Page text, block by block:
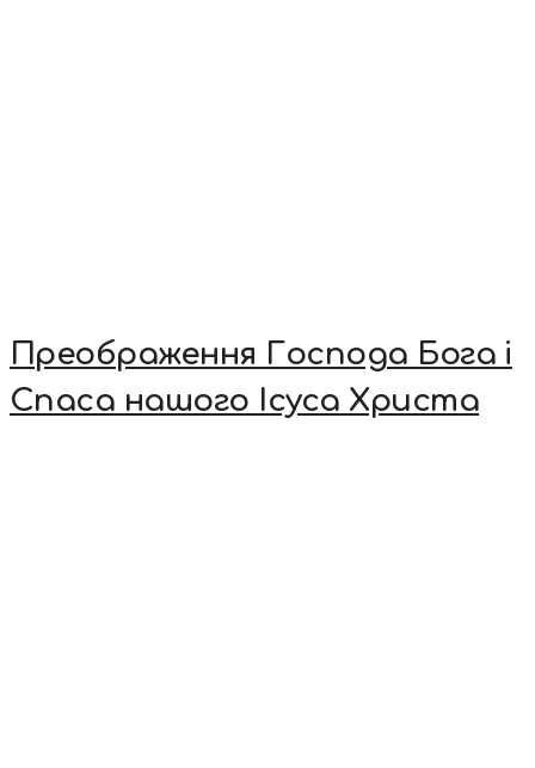
Преображення Господа Бога і
Спаса нашого Ісуса Христа